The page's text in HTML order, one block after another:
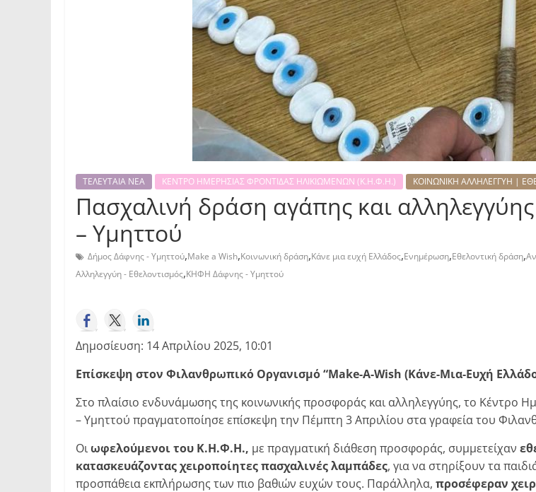
ΤΕΛΕΥΤΑΙΑ ΝΕΑ ΚΕΝΤΡΟ ΗΜΕΡΗΣΙΑΣ ΦΡΟΝΤΙΔΑΣ ΗΛΙΚΙΩΜΕΝΩΝ (Κ.Η.Φ.Η.) ΚΟΙΝΩΝΙΚΗ ΑΛΛΗΛΕΓΓΥΗ |
Πασχαλινή δράση αγάπης και
– Υμηττού
Δήμος Δάφνης - Υμηττού,Make a Wish,Κοινωνική δράση,Κάνε μια ευχή Ελλάδος,Ενημέρωση,Εθελοντική δράση,
Αλληλεγγύη - Εθελοντισμός,ΚΗΦΗ Δάφνης - Υμηττού
Δημοσίευση: 14 Απριλίου 2025, 10:01
Επίσκεψη στον Φιλανθρωπικό Οργανισμό “Make-A-Wish (Κάνε-Μια-Ευχή
Στο πλαίσιο ενδυνάμωσης της κοινωνικής προσφοράς και αλληλεγγύης, το
– Υμηττού πραγματοποίησε επίσκεψη την Πέμπτη 3 Απριλίου στα γραφεία του
Οι ωφελούμενοι του Κ.Η.Φ.Η., με πραγματική διάθεση προσφοράς, συμμετείχαν
κατασκευάζοντας χειροποίητες πασχαλινές λαμπάδες, για να στηρίξουν τα
προσπάθεια εκπλήρωσης των πιο βαθιών ευχών τους. Παράλληλα, προσέφεραν